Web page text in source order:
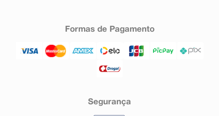
Formas de Pagamento
Segurança